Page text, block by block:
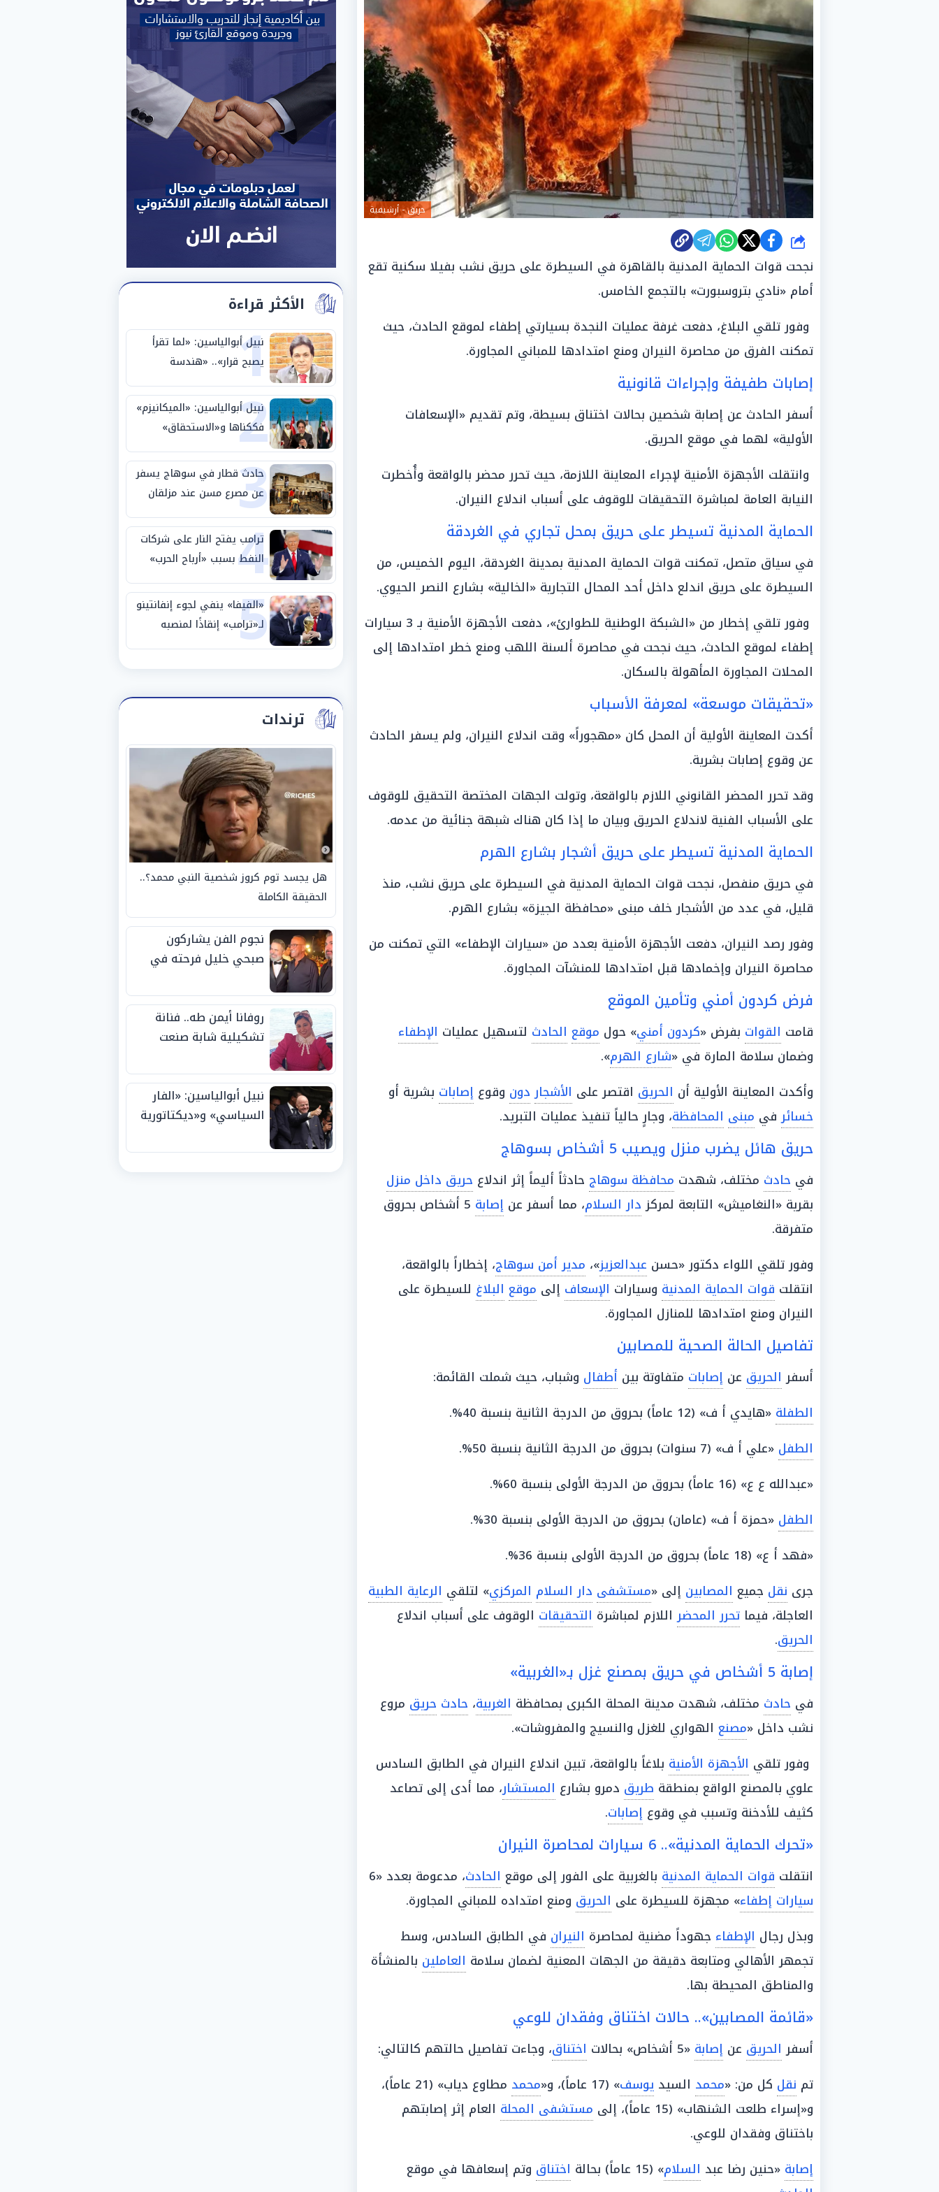
حريق - أرشيفية
شارك
نجحت قوات الحماية المدنية بالقاهرة في السيطرة على حريق نشب بفيلا سكنية تقع
أمام «نادي بتروسبورت» بالتجمع الخامس.
وفور تلقي البلاغ، دفعت غرفة عمليات النجدة بسيارتي إطفاء لموقع الحادث، حيث
تمكنت الفرق من محاصرة النيران ومنع امتدادها للمباني المجاورة.
إصابات طفيفة وإجراءات قانونية
أسفر الحادث عن إصابة شخصين بحالات اختناق بسيطة، وتم تقديم «الإسعافات
الأولية» لهما في موقع الحريق.
وانتقلت الأجهزة الأمنية لإجراء المعاينة اللازمة، حيث تحرر محضر بالواقعة وأُخطرت
النيابة العامة لمباشرة التحقيقات للوقوف على أسباب اندلاع النيران.
الحماية المدنية تسيطر على حريق بمحل تجاري في الغردقة
في سياق متصل، تمكنت قوات الحماية المدنية بمدينة الغردقة، اليوم الخميس، من
السيطرة على حريق اندلع داخل أحد المحال التجارية «الخالية» بشارع النصر الحيوي.
وفور تلقي إخطار من «الشبكة الوطنية للطوارئ»، دفعت الأجهزة الأمنية بـ 3 سيارات
إطفاء لموقع الحادث، حيث نجحت في محاصرة ألسنة اللهب ومنع خطر امتدادها إلى
المحلات المجاورة المأهولة بالسكان.
«تحقيقات موسعة» لمعرفة الأسباب
أكدت المعاينة الأولية أن المحل كان «مهجوراً» وقت اندلاع النيران، ولم يسفر الحادث
عن وقوع إصابات بشرية.
وقد تحرر المحضر القانوني اللازم بالواقعة، وتولت الجهات المختصة التحقيق للوقوف
على الأسباب الفنية لاندلاع الحريق وبيان ما إذا كان هناك شبهة جنائية من عدمه.
الحماية المدنية تسيطر على حريق أشجار بشارع الهرم
في حريق منفصل، نجحت قوات الحماية المدنية في السيطرة على حريق نشب، منذ
قليل، في عدد من الأشجار خلف مبنى «محافظة الجيزة» بشارع الهرم.
وفور رصد النيران، دفعت الأجهزة الأمنية بعدد من «سيارات الإطفاء» التي تمكنت من
محاصرة النيران وإخمادها قبل امتدادها للمنشآت المجاورة.
فرض كردون أمني وتأمين الموقع
قامت القوات بفرض «كردون أمني» حول موقع الحادث لتسهيل عمليات الإطفاء
وضمان سلامة المارة في «شارع الهرم».
وأكدت المعاينة الأولية أن الحريق اقتصر على الأشجار دون وقوع إصابات بشرية أو
خسائرفي مبنى المحافظة، وجارٍ حالياً تنفيذ عمليات التبريد.
حريق هائل يضرب منزل ويصيب 5 أشخاص بسوهاج
في حادث مختلف، شهدت محافظة سوهاج حادثاً أليماً إثر اندلاع حريق داخل منزل
بقرية «النغاميش» التابعة لمركزدار السلام، مما أسفر عن إصابة
5 أشخاص بحروق
متفرقة.
وفور تلقي اللواء دكتور «حسن عبدالعزيز»، مدير أمن سوهاج، إخطاراً بالواقعة،
انتقلت قوات الحماية المدنية وسيارات الإسعاف إلى موقع البلاغ للسيطرة على
النيران ومنع امتدادها للمنازل المجاورة.
تفاصيل الحالة الصحية للمصابين
أسفر الحريق عن إصابات متفاوتة بين أطفال وشباب، حيث شملت القائمة:
الطفلة «هايدي أ ف» (12 عاماً) بحروق من الدرجة الثانية بنسبة 40%.
الطفل «علي أ ف» (7 سنوات) بحروق من الدرجة الثانية بنسبة 50%.
«عبدالله ع ع» (16 عاماً) بحروق من الدرجة الأولى بنسبة 60%.
الطفل «حمزة أ ف» (عامان) بحروق من الدرجة الأولى بنسبة 30%.
«فهد أ ع» (18 عاماً) بحروق من الدرجة الأولى بنسبة 36%.
جرى نقل جميع المصابين إلى «مستشفى دار السلام المركزي» لتلقي الرعاية الطبية
العاجلة، فيما تحرر المحضراللازم لمباشرة التحقيقات الوقوف على أسباب اندلاع
الحريق.
إصابة 5 أشخاص في حريق بمصنع غزل بـ«الغربية»
في حادث مختلف، شهدت مدينة المحلة الكبرى بمحافظة الغربية، حادث حريق مروع
نشب داخل «مصنع الهواري للغزل والنسيج والمفروشات».
وفور تلقي الأجهزة الأمنية بلاغاً بالواقعة، تبين اندلاع النيران في الطابق السادس
علوي بالمصنع الواقع بمنطقة طريق دمرو بشارع المستشار، مما أدى إلى تصاعد
كثيف للأدخنة وتسبب في وقوع إصابات.
«تحرك الحماية المدنية».. 6 سيارات لمحاصرة النيران
انتقلت قوات الحماية المدنية بالغربية على الفور إلى موقع الحادث، مدعومة بعدد «6
سيارات إطفاء» مجهزة للسيطرة على الحريق ومنع امتداده للمباني المجاورة.
وبذل رجال الإطفاء جهوداً مضنية لمحاصرة النيران في الطابق السادس، وسط
تجمهر الأهالي ومتابعة دقيقة من الجهات المعنية لضمان سلامة العاملين بالمنشأة
والمناطق المحيطة بها.
«قائمة المصابين».. حالات اختناق وفقدان للوعي
أسفر الحريق عن إصابة «5 أشخاص» بحالات اختناق، وجاءت تفاصيل حالتهم كالتالي:
تم نقل كل من: «محمد السيد يوسف» (17 عاماً)، و« محمد
مطاوع دياب» (21 عاماً)،
و«إسراء طلعت الشنهاب» (15 عاماً)، إلى
مستشفى المحلة العام إثر إصابتهم
باختناق وفقدان للوعي.
إصابة «حنين رضا عبد السلام» (15 عاماً) بحالة اختناق وتم إسعافها في موقع
الأكثر قراءة
1
نبيل أبوالياسين: «لما تقرأ
يصبح قرار».. «هندسة
الاستثمار السيادي» بين «ربط
الجيب بالوطن» و«سيادة
الكلمة»
2
نبيل أبوالياسين: «الميكانيزم»
فككناها و«الاستحقاق»
حتمية.. «تفعيل الإرادة»
مهمة الجامعة العربية
3
حادث قطار في سوهاج يسفر
عن مصرع مسن عند مزلقان
المراغة
4
ترامب يفتح النار على شركات
النفط بسبب «أرباح الحرب»
5
«الفيفا» ينفي لجوء إنفانتينو
لـ«ترامب» إنقاذًا لمنصبه
ترندات
هل يجسد توم كروز شخصية النبي محمد؟..
الحقيقة الكاملة
نجوم الفن يشاركون
صبحي خليل فرحته في
روفانا أيمن طه.. فنانة
تشكيلية شابة صنعت
الجوائز منذ الصغر
نبيل أبوالياسين: «الفار
السياسي» و«ديكتاتورية
الفيفا».. وإقالة